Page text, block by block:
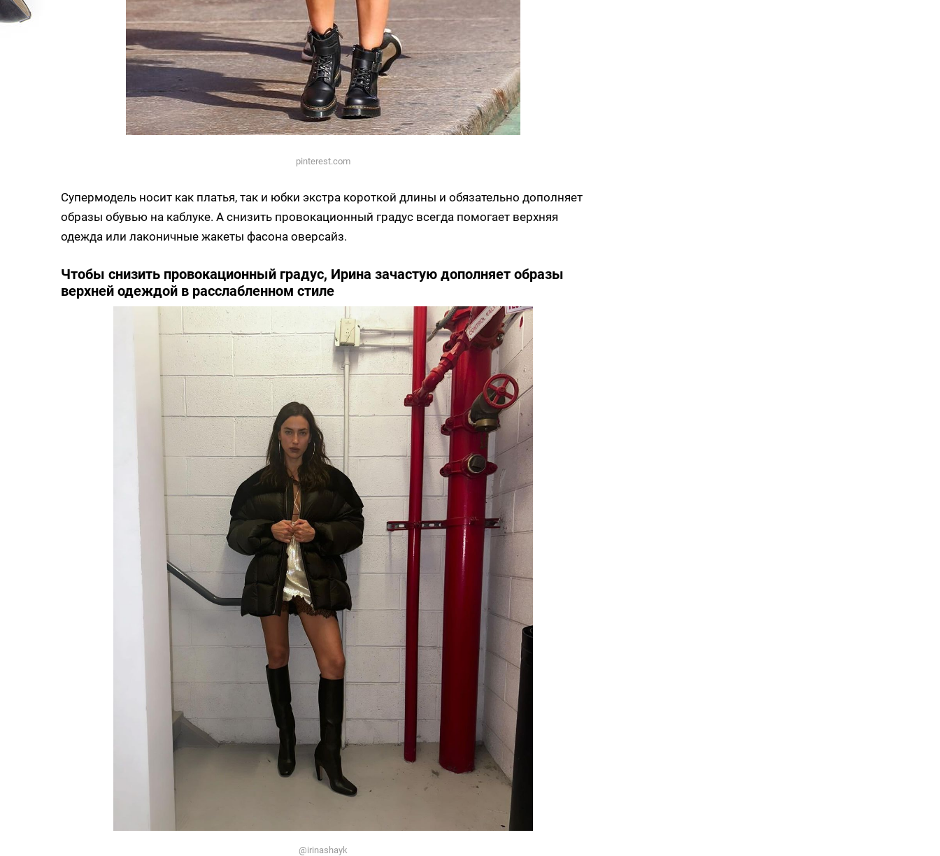
pinterest.com
Супермодель носит как платья, так и юбки экстра короткой длины и обязательно дополняет
образы обувью на каблуке. А снизить провокационный градус всегда помогает верхняя
одежда или лаконичные жакеты фасона оверсайз.
Чтобы снизить провокационный градус, Ирина зачастую дополняет образы
верхней одеждой в расслабленном стиле
@irinashayk